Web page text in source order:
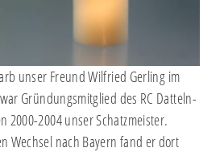
unser Freund Wilfried Gerling im
Gründungsmitglied des RC Datteln-
2000-2004 unser Schatzmeister.
Wechsel nach Bayern fand er dort